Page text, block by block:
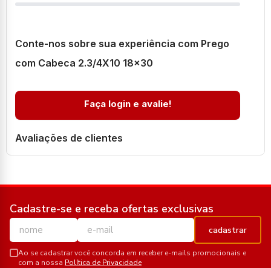
Conte-nos sobre sua experiência com Prego
com Cabeca 2.3/4X10 18x30
Faça login e avalie!
Avaliações de clientes
Cadastre-se e receba ofertas exclusivas
cadastrar
Ao se cadastrar você concorda em receber e-mails promocionais e
com a nossa Política de Privacidade